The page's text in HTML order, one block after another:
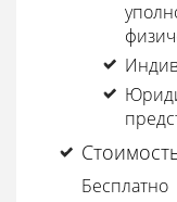
Бесплатно